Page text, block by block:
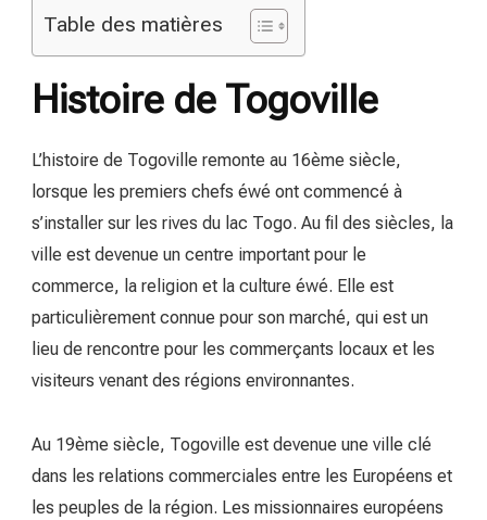
Table des matières
Histoire de Togoville
L’histoire de Togoville remonte au 16ème siècle,
lorsque les premiers chefs éwé ont commencé à
s’installer sur les rives du lac Togo. Au fil des siècles, la
ville est devenue un centre important pour le
commerce, la religion et la culture éwé. Elle est
particulièrement connue pour son marché, qui est un
lieu de rencontre pour les commerçants locaux et les
visiteurs venant des régions environnantes.
Au 19ème siècle, Togoville est devenue une ville clé
dans les relations commerciales entre les Européens et
les peuples de la région. Les missionnaires européens